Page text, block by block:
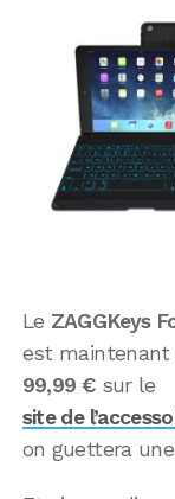
Le ZAGGKeys
est maintenant
99,99 €sur le
site de
on guettera